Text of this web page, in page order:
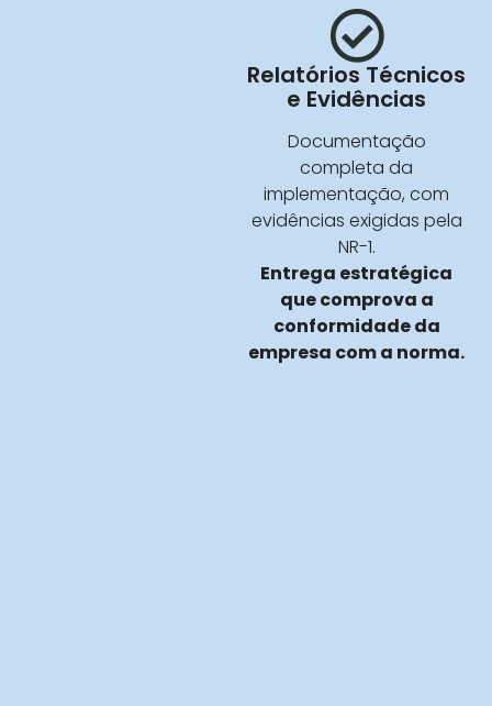
Relatórios Técnicos
e Evidências
Documentação
completa da
implementação, com
evidências exigidas pela
NR-1.
Entrega estratégica
que comprova a
conformidade da
empresa com a norma.